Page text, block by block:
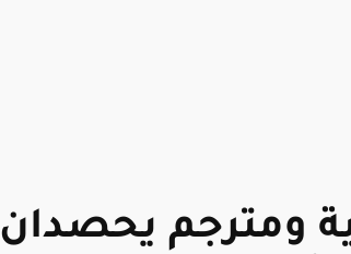
ومترجم يحصدان